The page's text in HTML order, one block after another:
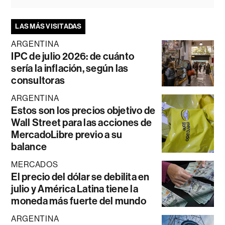
LAS MÁS VISITADAS
ARGENTINA
IPC de julio 2026: de cuánto
sería la inflación, según las
consultoras
ARGENTINA
Estos son los precios objetivo de
Wall Street para las acciones de
MercadoLibre previo a su
balance
MERCADOS
El precio del dólar se debilita en
julio y América Latina tiene la
moneda más fuerte del mundo
ARGENTINA